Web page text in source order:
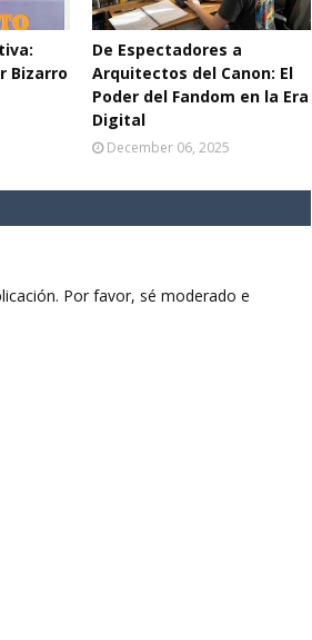
Bizarro
De Espectadores a
Arquitectos del Canon: El
Poder del Fandom en la Era
Digital
December 06, 2025
Por favor, sé moderado e